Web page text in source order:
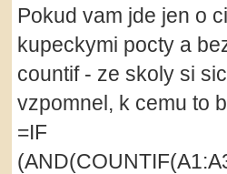
Pokud vam jde jen o
kupeckymi pocty a
countif - ze skoly si
vzpomnel, k cemu to
=IF